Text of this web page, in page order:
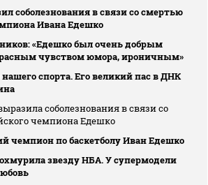
соболезнования в связи со смертью
Ивана Едешко
«Едешко был очень добрым
чувством юмора, ироничным»
спорта. Его великий пас в ДНК
соболезнования в связи со
чемпиона Едешко
чемпион по баскетболу Иван Едешко
звезду НБА. У супермодели